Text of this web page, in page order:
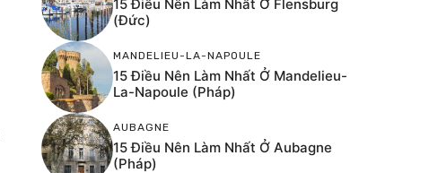
15 Điều Nên Làm Nhất Ở Flensburg
(Đức)
MANDELIEU-LA-NAPOULE
15 Điều Nên Làm Nhất Ở Mandelieu-
La-Napoule (Pháp)
AUBAGNE
15 Điều Nên Làm Nhất Ở Aubagne
(Pháp)